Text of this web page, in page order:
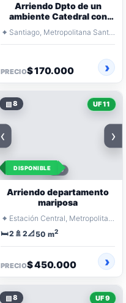
Arriendo Dpto de un
ambiente Catedral con
⌖ Santiago, Metropolitana Santiago
PRECIO$ 170.000
▧8 UF 11
DISPONIBLE
‹ ›
Arriendo departamento
mariposa
⌖
Estación Central, Metropolitana Santiago
🛏️2 🚿 2📐50 m2
PRECIO$ 450.000
▧8 UF 9